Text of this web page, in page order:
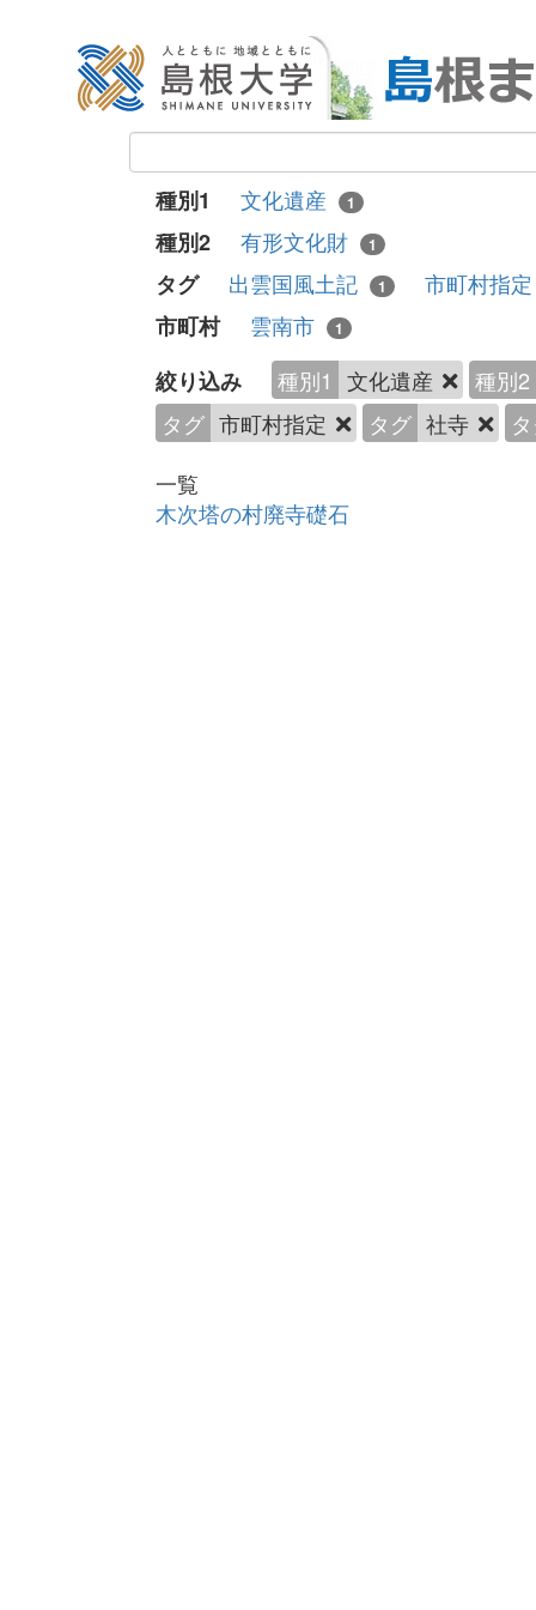
種別1 文化遺産 1
種別2 有形文化財 1
タグ 出雲国風土記 1
市町村指
市町村
雲南市 1
絞り込み 種別1 文化遺産
種別2
タグ 市町村指定 タグ 社寺
一覧
木次塔の村廃寺礎石